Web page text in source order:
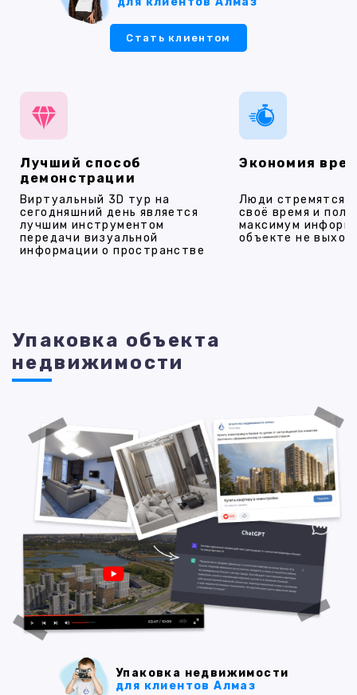
Стать клиентом
Лучший способ
демонстрации
Виртуальный 3D тур на
сегодняшний день является
лучшим инструментом
передачи визуальной
информации о пространстве
Экономия
Люди стремятся
своё время и
максимум
объекте не
Упаковка объекта
недвижимости
Упаковка недвижимости
для клиентов Алмаз